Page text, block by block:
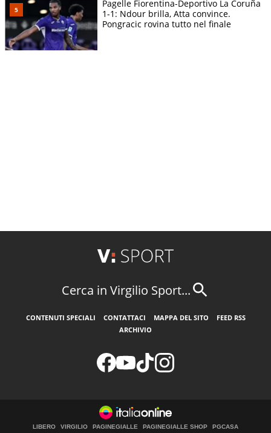
Pagelle Fiorentina-Deportivo La Coruña
1-1: Ndour brilla, Atta convince.
Pongracic rovina tutto nel finale
Cerca in Virgilio Sport...
CONTENUTI SPECIALI CONTATTACI MAPPA DEL SITO
FEED RSS
ARCHIVIO
LIBERO VIRGILIO PAGINEGIALLE PAGINEGIALLE SHOP PGCASA